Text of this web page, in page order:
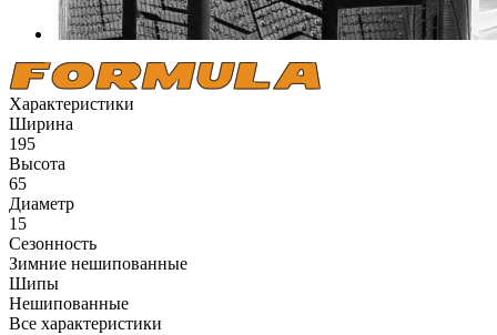
Характеристики
Ширина
195
Высота
65
Диаметр
15
Сезонность
Зимние нешипованные
Шипы
Нешипованные
Все характеристики